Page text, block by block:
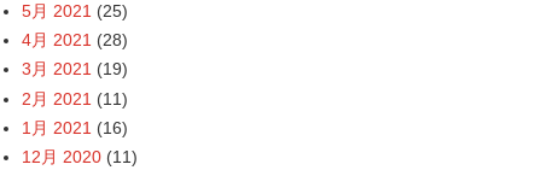
5月 2021 (25)
4月 2021 (28)
3月 2021 (19)
2月 2021 (11)
1月 2021 (16)
12月 2020 (11)